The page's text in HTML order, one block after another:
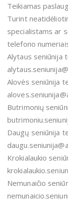
Teikiamas
Turint
specialistams ar
telefono
Alytaus seniūnija
Alovės seniūnija
Butrimonių
Daugų seniūnija
Krokialaukio
Nemunaičio